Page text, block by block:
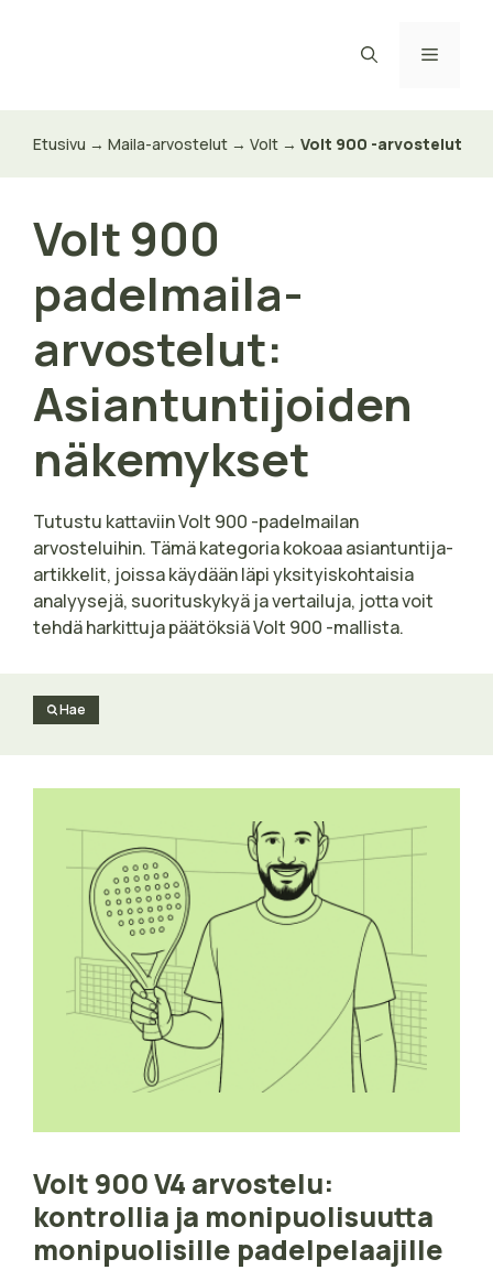
Valikko
Etusivu → Maila-arvostelut → Volt → Volt 900 -arvostelut
Volt 900
padelmaila-
arvostelut:
Asiantuntijoiden
näkemykset
Tutustu kattaviin Volt 900 -padelmailan
arvosteluihin. Tämä kategoria kokoaa asiantuntija-
artikkelit, joissa käydään läpi yksityiskohtaisia
analyysejä, suorituskykyä ja vertailuja, jotta voit
tehdä harkittuja päätöksiä Volt 900 -mallista.
Hae
Volt 900 V4 arvostelu:
kontrollia ja monipuolisuutta
monipuolisille padelpelaajille